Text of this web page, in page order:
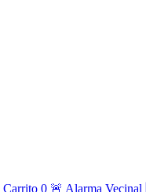
Carrito 0 🚨 Alarma Vecinal